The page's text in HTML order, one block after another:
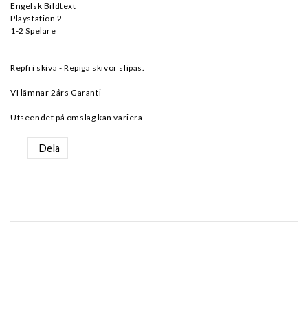
Engelsk Bildtext
Playstation 2
1-2 Spelare
Repfri skiva - Repiga skivor slipas.
VI lämnar 2års Garanti
Utseendet på omslag kan variera
Dela